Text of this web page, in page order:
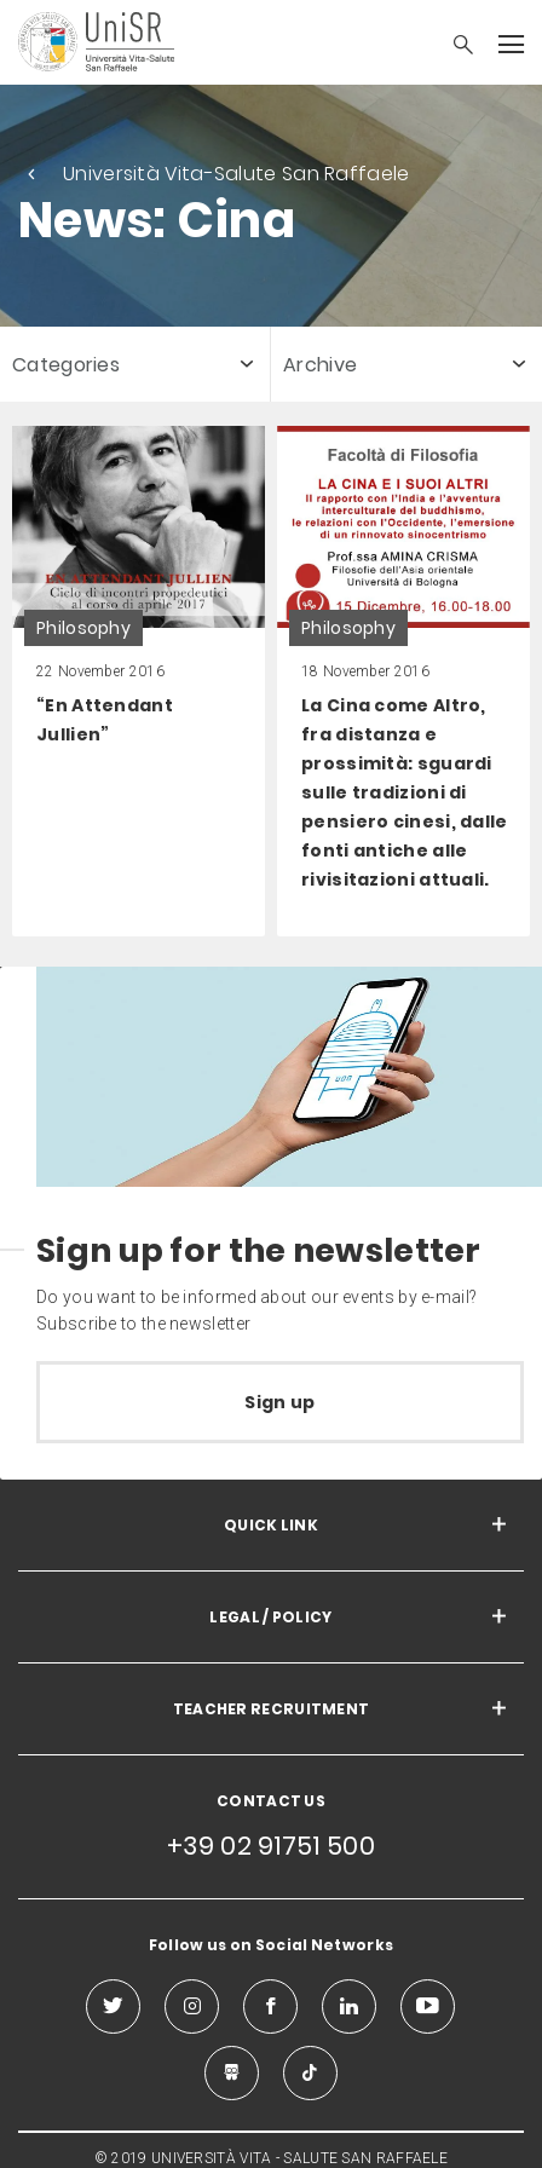
Università Vita-Salute San Raffaele
News: Cina
Categories Archive
Philosophy
22 November 2016
“En Attendant
Jullien”
Philosophy
18 November 2016
La Cina come Altro,
fra distanza e
prossimità: sguardi
sulle tradizioni di
pensiero cinesi, dalle
fonti antiche alle
rivisitazioni attuali.
Sign up for the newsletter
Do you want to be informed about our events by e-mail?
Subscribe to the newsletter
Sign up
QUICK LINK
LEGAL / POLICY
TEACHER RECRUITMENT
CONTACT US
+39 02 91751 500
Follow us on Social Networks
© 2019 UNIVERSITÀ VITA - SALUTE SAN RAFFAELE